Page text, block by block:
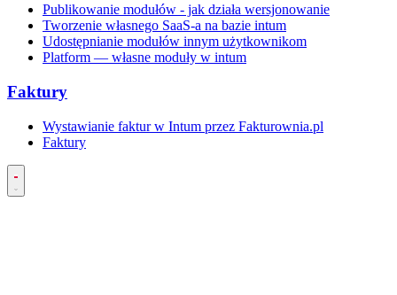
Publikowanie modułów - jak działa wersjonowanie
Tworzenie własnego SaaS-a na bazie intum
Udostępnianie modułów innym użytkownikom
Platform — własne moduły w intum
Faktury
Wystawianie faktur w Intum przez Fakturownia.pl
Faktury